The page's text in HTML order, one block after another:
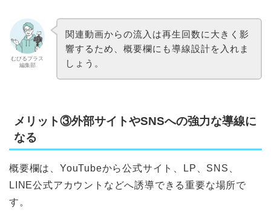
むびるプラス
編集部
関連動画からの流入は再生回数に大きく影
響するため、概要欄にも導線設計を入れま
しょう。
メリット③外部サイトやSNSへの強力な導線に
なる
概要欄は、YouTubeから公式サイト、LP、SNS、
LINE公式アカウントなどへ誘導できる重要な場所で
す。